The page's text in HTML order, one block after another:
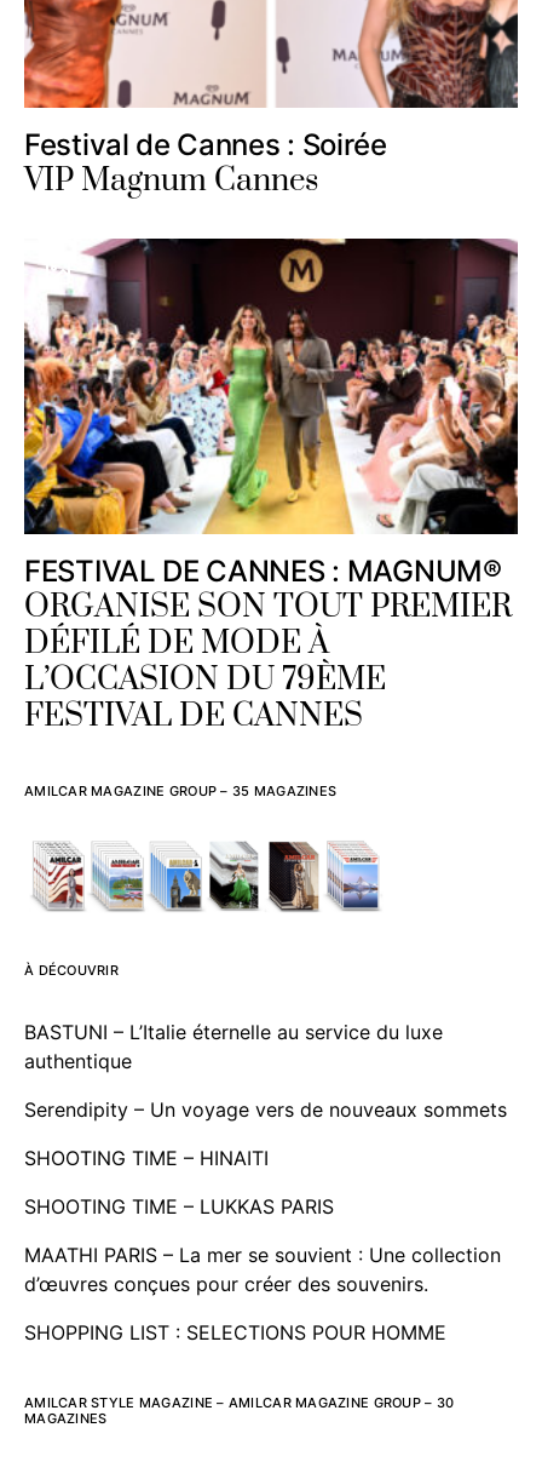
Festival de Cannes : Soirée
VIP Magnum Cannes
FESTIVAL DE CANNES : MAGNUM®
ORGANISE SON TOUT PREMIER
DÉFILÉ DE MODE À
L’OCCASION DU 79ÈME
FESTIVAL DE CANNES
AMILCAR MAGAZINE GROUP – 35 MAGAZINES
À DÉCOUVRIR
BASTUNI – L’Italie éternelle au service du luxe
authentique
Serendipity – Un voyage vers de nouveaux sommets
SHOOTING TIME – HINAITI
SHOOTING TIME – LUKKAS PARIS
MAATHI PARIS – La mer se souvient : Une collection
d’œuvres conçues pour créer des souvenirs.
SHOPPING LIST : SELECTIONS POUR HOMME
AMILCAR STYLE MAGAZINE – AMILCAR MAGAZINE GROUP – 30
MAGAZINES